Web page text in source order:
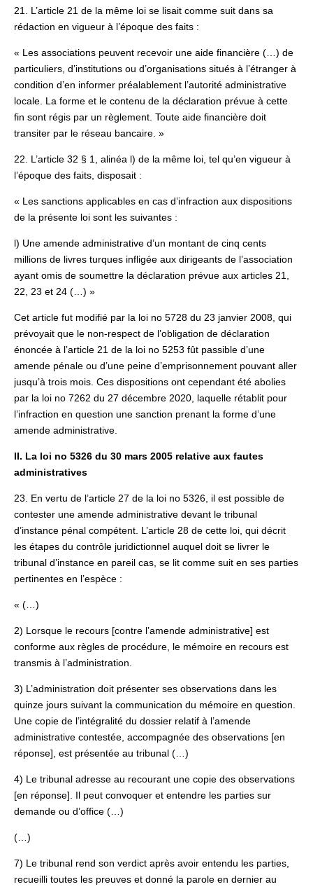
21. L’article 21 de la même loi se lisait comme suit dans sa
rédaction en vigueur à l’époque des faits :
« Les associations peuvent recevoir une aide financière (…) de
particuliers, d’institutions ou d’organisations situés à l’étranger à
condition d’en informer préalablement l’autorité administrative
locale. La forme et le contenu de la déclaration prévue à cette
fin sont régis par un règlement. Toute aide financière doit
transiter par le réseau bancaire. »
22. L’article 32 § 1, alinéa l) de la même loi, tel qu’en vigueur à
l’époque des faits, disposait :
« Les sanctions applicables en cas d’infraction aux dispositions
de la présente loi sont les suivantes :
l) Une amende administrative d’un montant de cinq cents
millions de livres turques infligée aux dirigeants de l’association
ayant omis de soumettre la déclaration prévue aux articles 21,
22, 23 et 24 (…) »
Cet article fut modifié par la loi no 5728 du 23 janvier 2008, qui
prévoyait que le non-respect de l’obligation de déclaration
énoncée à l’article 21 de la loi no 5253 fût passible d’une
amende pénale ou d’une peine d’emprisonnement pouvant aller
jusqu’à trois mois. Ces dispositions ont cependant été abolies
par la loi no 7262 du 27 décembre 2020, laquelle rétablit pour
l’infraction en question une sanction prenant la forme d’une
amende administrative.
II. La loi no 5326 du 30 mars 2005 relative aux fautes
administratives
23. En vertu de l’article 27 de la loi no 5326, il est possible de
contester une amende administrative devant le tribunal
d’instance pénal compétent. L’article 28 de cette loi, qui décrit
les étapes du contrôle juridictionnel auquel doit se livrer le
tribunal d’instance en pareil cas, se lit comme suit en ses parties
pertinentes en l’espèce :
« (…)
2) Lorsque le recours [contre l’amende administrative] est
conforme aux règles de procédure, le mémoire en recours est
transmis à l’administration.
3) L’administration doit présenter ses observations dans les
quinze jours suivant la communication du mémoire en question.
Une copie de l’intégralité du dossier relatif à l’amende
administrative contestée, accompagnée des observations [en
réponse], est présentée au tribunal (…)
4) Le tribunal adresse au recourant une copie des observations
[en réponse]. Il peut convoquer et entendre les parties sur
demande ou d’office (…)
(…)
7) Le tribunal rend son verdict après avoir entendu les parties,
recueilli toutes les preuves et donné la parole en dernier au